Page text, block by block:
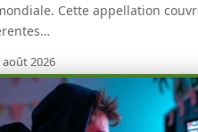
Cette appellation
…
août 2026